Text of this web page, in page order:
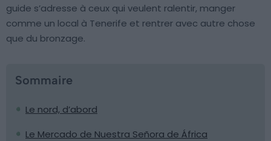
guide s’adresse à ceux qui veulent ralentir, manger
comme un local à Tenerife et rentrer avec autre chose
que du bronzage.
Sommaire
Le nord, d’abord
Le Mercado de Nuestra Señora de África